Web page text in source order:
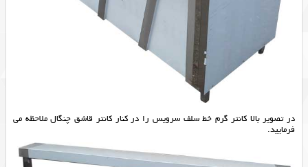
در تصویر بالا کانتر گرم خط سلف سرویس را در کنار کانتر قاشق چنگال ملاحظه می
فرمایید.